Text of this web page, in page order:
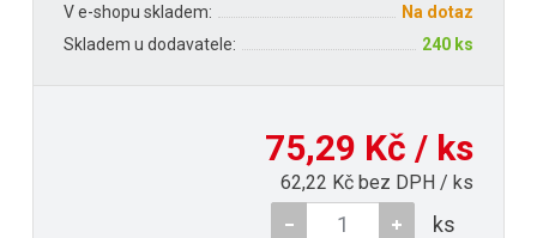
V e-shopu skladem:
Na dotaz
Skladem u dodavatele:
240 ks
75,29 Kč / ks
62,22 Kč bez DPH / ks
ks